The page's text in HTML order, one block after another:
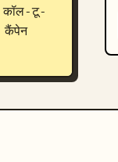
कॉल-टू-
कैंपेन